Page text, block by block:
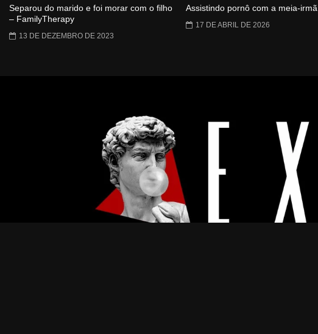
Separou do marido e foi morar com o filho
– FamilyTherapy
13 DE DEZEMBRO DE 2023
Assistindo pornô com a meia-irmã
17 DE ABRIL DE 2026